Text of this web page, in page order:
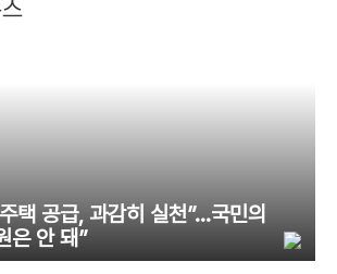
택 공급, 과감히 실천”…국민의
은 안 돼”